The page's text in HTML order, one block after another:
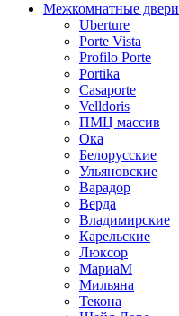
Межкомнатные двери
Uberture
Porte Vista
Profilo Porte
Portika
Casaporte
Velldoris
ПМЦ массив
Ока
Белорусские
Ульяновские
Варадор
Верда
Владимирские
Карельские
Люксор
МариаМ
Мильяна
Текона